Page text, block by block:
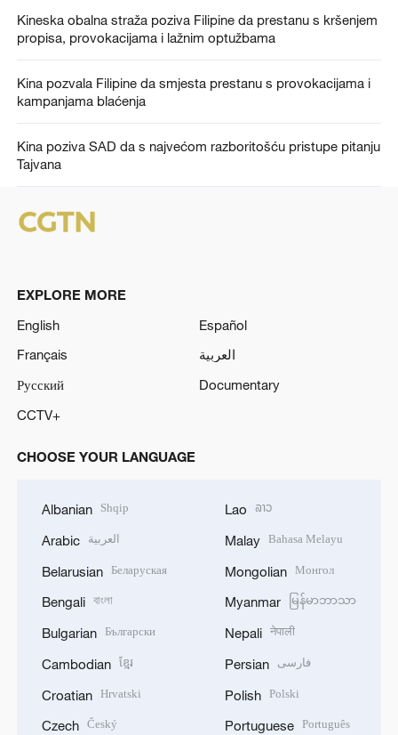
Kineska obalna straža poziva Filipine da prestanu s kršenjem
propisa, provokacijama i lažnim optužbama
Kina pozvala Filipine da smjesta prestanu s provokacijama i
kampanjama blaćenja
Kina poziva SAD da s najvećom razboritošću pristupe pitanju
Tajvana
EXPLORE MORE
English
Español
Français
العربية
Русский
Documentary
CCTV+
CHOOSE YOUR LANGUAGE
Albanian Shqip
Arabic العربية
Belarusian Беларуская
Bengali বাংলা
Bulgarian Български
Cambodian ខ្មែរ
Croatian Hrvatski
Czech Český
Lao ລາວ
Malay Bahasa Melayu
Mongolian Монгол
Myanmar မြန်မာဘာသာ
Nepali नेपाली
Persian فارسی
Polish Polski
Portuguese Português